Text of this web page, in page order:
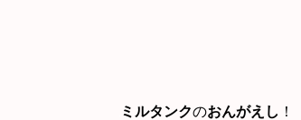
ミルタンクのおんがえし ！